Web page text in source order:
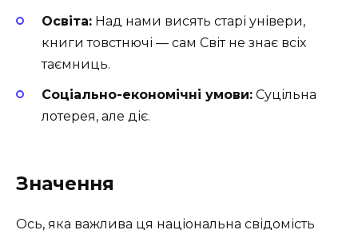
Освіта: Над нами висять старі універи,
книги товстнючі — сам Світ не знає всіх
таємниць.
Соціально-економічні умови: Суцільна
лотерея, але діє.
Значення
Ось, яка важлива ця національна свідомість